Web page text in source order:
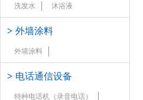
洗发水 沐浴液
> 外墙涂料
外墙涂料
> 电话通信设备
特种电话机（录音电话）